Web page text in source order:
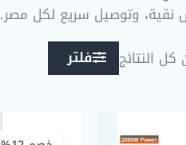
نقية، وتوصيل سريع لكل مصر.
فلتر